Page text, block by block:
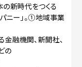
の新時代をつくる
ニー」。①地域事業
融機関、新聞社、
の